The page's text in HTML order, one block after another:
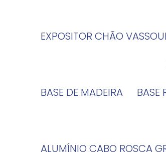
EXPOSITOR CHÃO
BASE DE MADEIRA
ALUMÍNIO CABO ROSCA